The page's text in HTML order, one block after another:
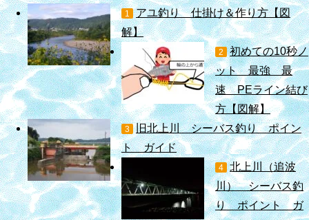
1
アユ釣り 仕掛け＆作り方【図
解】
2
初めての10秒ノ
ット 最強 最
速 PEライン結び
方【図解】
3
旧北上川 シーバス釣り ポイン
ト ガイド
4
北上川（追波
川） シーバス釣
り ポイント ガ